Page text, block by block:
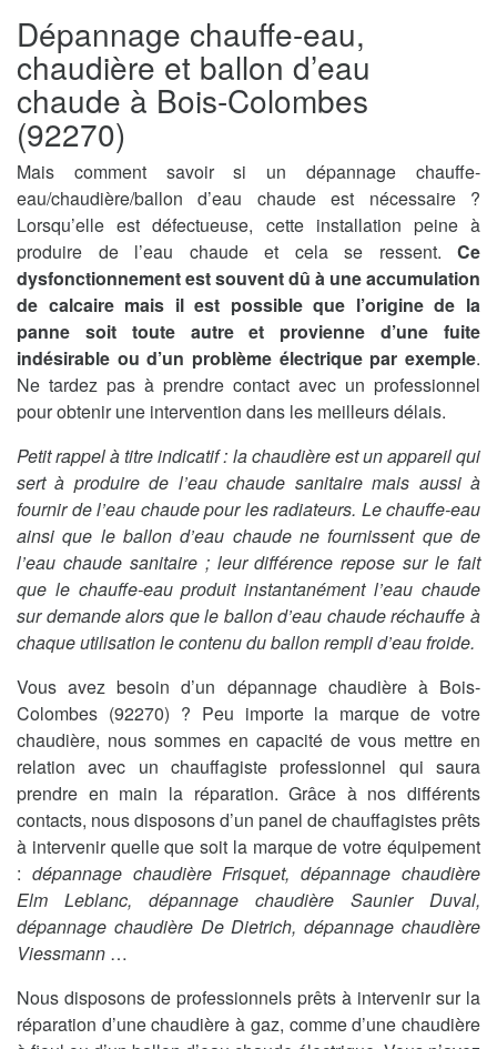
Dépannage chauffe-eau,
chaudière et ballon d’eau
chaude à Bois-Colombes
(92270)
Mais comment savoir si un dépannage chauffe-
eau/chaudière/ballon d’eau chaude est nécessaire ?
Lorsqu’elle est défectueuse, cette installation peine à
produire de l’eau chaude et cela se ressent. Ce
dysfonctionnement est souvent dû à une accumulation
de calcaire mais il est possible que l’origine de la
panne soit toute autre et provienne d’une fuite
indésirable ou d’un problème électrique par exemple.
Ne tardez pas à prendre contact avec un professionnel
pour obtenir une intervention dans les meilleurs délais.
Petit rappel à titre indicatif : la chaudière est un appareil qui
sert à produire de l’eau chaude sanitaire mais aussi à
fournir de l’eau chaude pour les radiateurs. Le chauffe-eau
ainsi que le ballon d’eau chaude ne fournissent que de
l’eau chaude sanitaire ; leur différence repose sur le fait
que le chauffe-eau produit instantanément l’eau chaude
sur demande alors que le ballon d’eau chaude réchauffe à
chaque utilisation le contenu du ballon rempli d’eau froide.
Vous avez besoin d’un dépannage chaudière à Bois-
Colombes (92270) ? Peu importe la marque de votre
chaudière, nous sommes en capacité de vous mettre en
relation avec un chauffagiste professionnel qui saura
prendre en main la réparation. Grâce à nos différents
contacts, nous disposons d’un panel de chauffagistes prêts
à intervenir quelle que soit la marque de votre équipement
: dépannage chaudière Frisquet, dépannage chaudière
Elm Leblanc, dépannage chaudière Saunier Duval,
dépannage chaudière De Dietrich, dépannage chaudière
Viessmann …
Nous disposons de professionnels prêts à intervenir sur la
réparation d’une chaudière à gaz, comme d’une chaudière